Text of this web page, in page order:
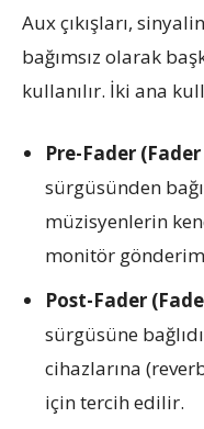
Aux çıkışları,
bağımsız olarak
kullanılır. İki ana
Pre-Fader
sürgüsünden
müzisyenlerin
monitör
Post-Fader
sürgüsüne
cihazlarına
için tercih edilir.